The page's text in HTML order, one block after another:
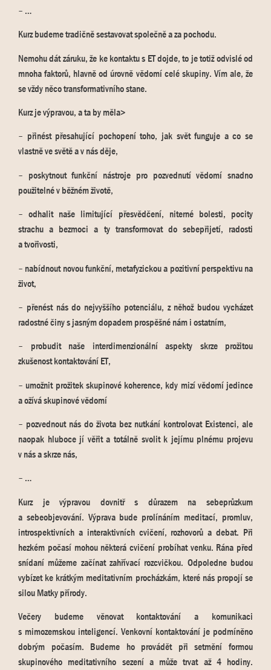
– …
Kurz budeme tradičně sestavovat společně a za pochodu.
Nemohu dát záruku, že ke kontaktu s ET dojde, to je totiž odvislé od
mnoha faktorů, hlavně od úrovně vědomí celé skupiny. Vím ale, že
se vždy něco transformativního stane.
Kurz je výpravou, a ta by měla>
– přinést přesahující pochopení toho, jak svět funguje a co se
vlastně ve světě a v nás děje,
– poskytnout funkční nástroje pro pozvednutí vědomí snadno
použitelné v běžném životě,
– odhalit naše limitující přesvědčení, niterné bolesti, pocity
strachu a bezmoci a ty transformovat do sebepřijetí, radosti
a tvořivosti,
– nabídnout novou funkční, metafyzickou a pozitivní perspektivu na
život,
– přenést nás do nejvyššího potenciálu, z něhož budou vycházet
radostné činy s jasným dopadem prospěšné nám i ostatním,
– probudit naše interdimenzionální aspekty skrze prožitou
zkušenost kontaktování ET,
– umožnit prožitek skupinové koherence, kdy mizí vědomí jedince
a ožívá skupinové vědomí
– pozvednout nás do života bez nutkání kontrolovat Existenci, ale
naopak hluboce jí věřit a totálně svolit k jejímu plnému projevu
v nás a skrze nás,
– …
Kurz je výpravou dovnitř s důrazem na sebeprůzkum
a sebeobjevování. Výprava bude prolínáním meditací, promluv,
introspektivních a interaktivních cvičení, rozhovorů a debat. Při
hezkém počasí mohou některá cvičení probíhat venku. Rána před
snídaní můžeme začínat zahřívací rozcvičkou. Odpoledne budou
vybízet ke krátkým meditativním procházkám, které nás propojí se
silou Matky přírody.
Večery budeme věnovat kontaktování a komunikaci
s mimozemskou inteligencí. Venkovní kontaktování je podmíněno
dobrým počasím. Budeme ho provádět při setmění formou
skupinového meditativního sezení a může trvat až 4 hodiny.